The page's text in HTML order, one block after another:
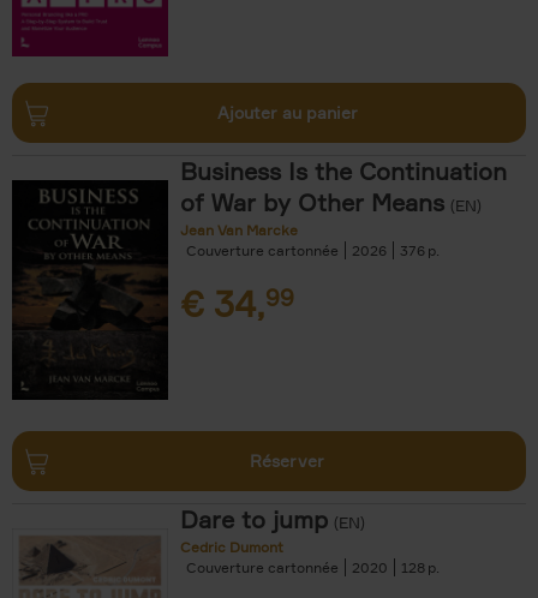
Ajouter au panier
Business Is the Continuation
of War by Other Means (EN)
Jean Van Marcke
Couverture cartonnée
2026 376
€ 34,99
Réserver
Dare to jump (EN)
Cedric Dumont
Couverture cartonnée
2020 128